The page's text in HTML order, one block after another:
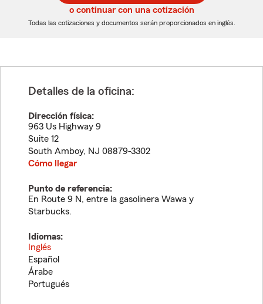
5
dígitos
5
dígitos
o continuar con una cotización
Todas las cotizaciones y documentos serán proporcionados en inglés.
Detalles de la oficina:
Dirección física:
963 Us Highway 9
Suite 12
South Amboy, NJ 08879-3302
Cómo llegar
Punto de referencia:
En Route 9 N, entre la gasolinera Wawa y
Starbucks.
Idiomas:
Inglés
Español
Árabe
Portugués